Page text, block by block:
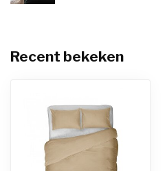
Recent bekeken